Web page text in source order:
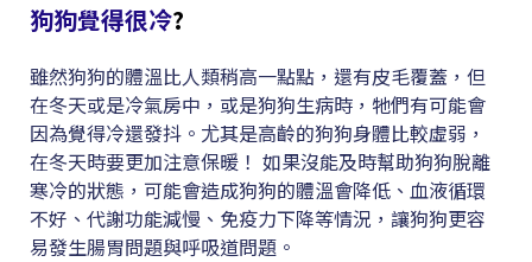
狗狗覺得很冷?
雖然狗狗的體溫比人類稍高一點點，還有皮毛覆蓋，但
在冬天或是冷氣房中，或是狗狗生病時，牠們有可能會
因為覺得冷還發抖。尤其是高齡的狗狗身體比較虛弱，
在冬天時要更加注意保暖！ 如果沒能及時幫助狗狗脫離
寒冷的狀態，可能會造成狗狗的體溫會降低、血液循環
不好、代謝功能減慢、免疫力下降等情況，讓狗狗更容
易發生腸胃問題與呼吸道問題。